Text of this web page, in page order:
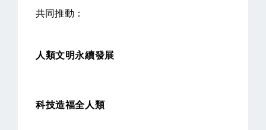
共同推動：
人類文明永續發展
科技造福全人類